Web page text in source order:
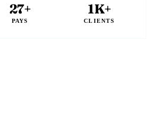
27+
PAYS
1K+
CLIENTS